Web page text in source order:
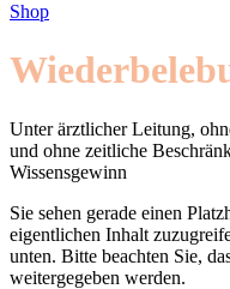
Shop
Unter ärztlicher Leitung,
und ohne zeitliche
Wissensgewinn
Sie sehen gerade einen
eigentlichen Inhalt
unten. Bitte beachten Sie,
weitergegeben werden.